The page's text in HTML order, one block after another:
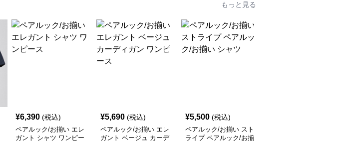
もっと見る
¥6,390 (税込)
ペアルック/お揃い エレ
ガント シャツ ワンピー
¥5,690 (税込)
ペアルック/お揃い エレ
ガント ベージュ カーデ
¥5,500 (税込)
ペアルック/お揃い スト
ライプ ペアルック/お揃